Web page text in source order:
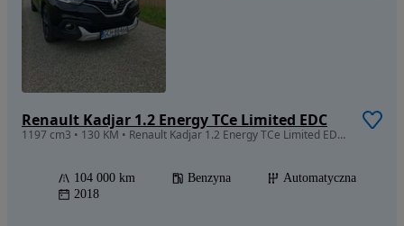
Renault Kadjar 1.2 Energy TCe Limited EDC
1197 cm3 • 130 KM • Renault Kadjar 1.2 Energy TCe Limited EDC - pierwszy właściciel
104 000 km Benzyna
Automatyczna
2018